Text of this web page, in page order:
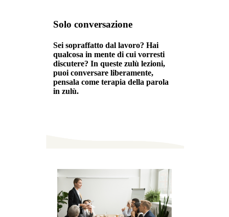
Solo conversazione
Sei sopraffatto dal lavoro? Hai
qualcosa in mente di cui vorresti
discutere? In queste zulù lezioni,
puoi conversare liberamente,
pensala come terapia della parola
in zulù.